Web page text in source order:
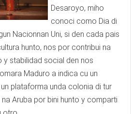
Desaroyo, miho
conoci como Dia di
Nacionnan Uni, si den cada pais
hunto, nos por contribui na
stabilidad social den nos
Maduro a indica cu un
plataforma unda colonia di tur
Aruba por bini hunto y comparti